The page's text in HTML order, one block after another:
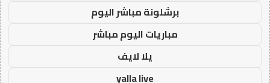
برشلونة مباشر اليوم
مباريات اليوم مباشر
يلا لايف
yalla live